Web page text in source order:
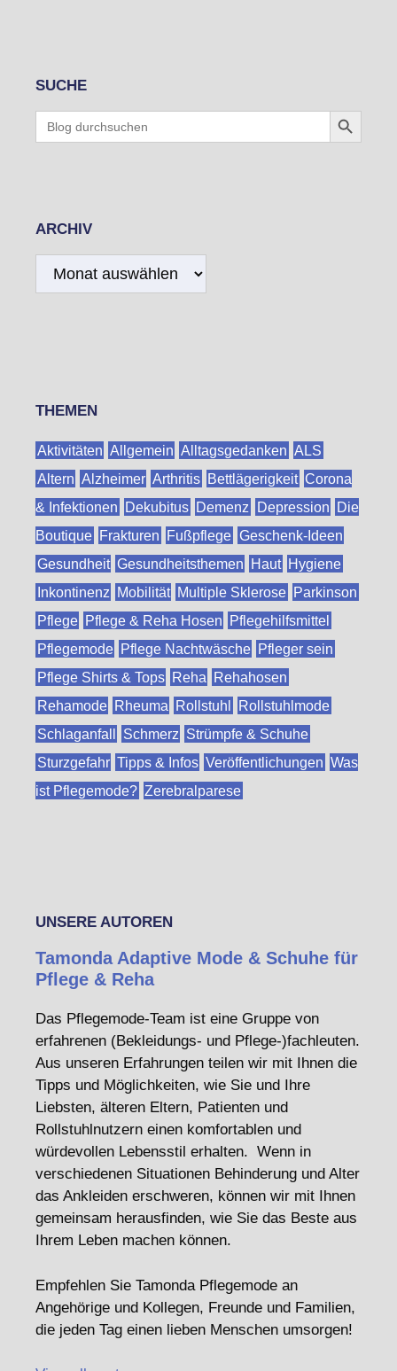
SUCHE
for:
Search Button
ARCHIV
Archiv
THEMEN
Aktivitäten Allgemein Alltagsgedanken ALS
Altern Alzheimer Arthritis Bettlägerigkeit Corona
& Infektionen Dekubitus Demenz Depression Die
Boutique Frakturen Fußpflege Geschenk-Ideen
Gesundheit Gesundheitsthemen Haut Hygiene
Inkontinenz Mobilität Multiple Sklerose Parkinson
Pflege Pflege & Reha Hosen Pflegehilfsmittel
Pflegemode Pflege Nachtwäsche Pfleger sein
Pflege Shirts & Tops Reha Rehahosen
Rehamode Rheuma Rollstuhl Rollstuhlmode
Schlaganfall Schmerz Strümpfe & Schuhe
Sturzgefahr Tipps & Infos Veröffentlichungen Was
ist Pflegemode? Zerebralparese
UNSERE AUTOREN
Tamonda Adaptive Mode & Schuhe für
Pflege & Reha
Das Pflegemode-Team ist eine Gruppe von
erfahrenen (Bekleidungs- und Pflege-)fachleuten.
Aus unseren Erfahrungen teilen wir mit Ihnen die
Tipps und Möglichkeiten, wie Sie und Ihre
Liebsten, älteren Eltern, Patienten und
Rollstuhlnutzern einen komfortablen und
würdevollen Lebensstil erhalten. Wenn in
verschiedenen Situationen Behinderung und Alter
das Ankleiden erschweren, können wir mit Ihnen
gemeinsam herausfinden, wie Sie das Beste aus
Ihrem Leben machen können.
Empfehlen Sie Tamonda Pflegemode an
Angehörige und Kollegen, Freunde und Familien,
die jeden Tag einen lieben Menschen umsorgen!